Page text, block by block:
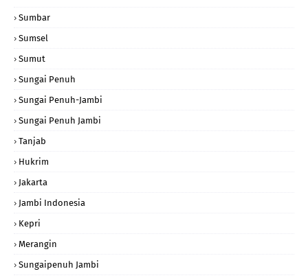
Sumbar
Sumsel
Sumut
Sungai Penuh
Sungai Penuh-Jambi
Sungai Penuh Jambi
Tanjab
Hukrim
Jakarta
Jambi Indonesia
Kepri
Merangin
Sungaipenuh Jambi